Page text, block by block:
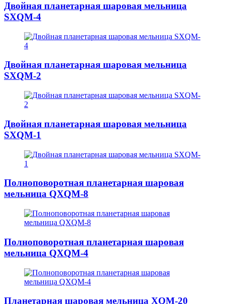
Двойная планетарная шаровая мельница
SXQM-4
Двойная планетарная шаровая мельница
SXQM-2
Двойная планетарная шаровая мельница
SXQM-1
Полноповоротная планетарная шаровая
мельница QXQM-8
Полноповоротная планетарная шаровая
мельница QXQM-4
Планетарная шаровая мельница XQM-20